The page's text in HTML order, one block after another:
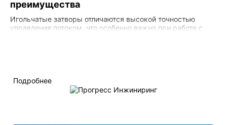
долговечность.
преимущества
Игольчатые затворы отличаются высокой точностью
управления потоком, что особенно важно при работе с
экономически выгодным выбором для многих
производственных процессов.
Подробнее